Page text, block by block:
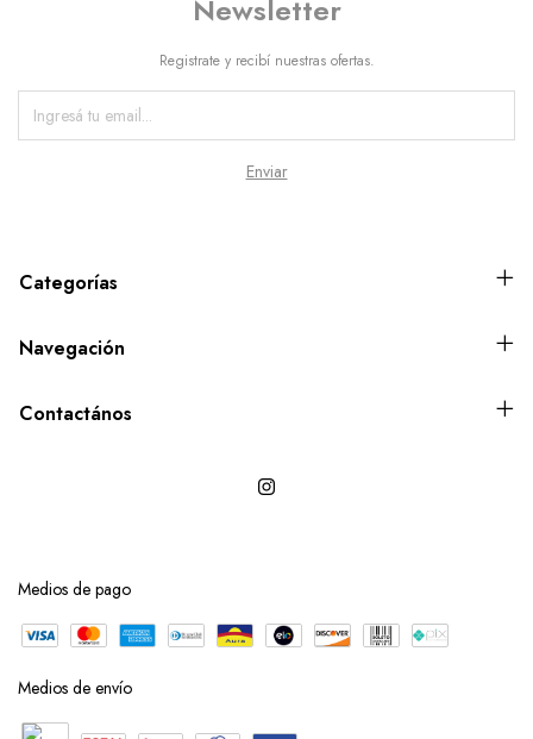
Newsletter
Registrate y recibí nuestras ofertas.
Categorías
Navegación
Contactános
Medios de pago
Medios de envío